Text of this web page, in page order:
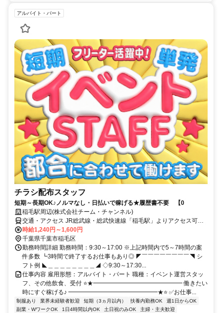
アルバイト・パート
チラシ配布スタッフ
短期～長期OK♪ノルマなし・日払いで稼げる★履歴書不要 【0
稲毛駅周辺(株式会社チーム・チャンネル)
交通・アクセス JR総武線・総武快速線「稲毛駅」よりアクセス可／
駅近5分以内 ※直行直帰OK
時給1,240円～1,600円
千葉県千葉市稲毛区
勤務時間詳細 勤務時間：9:30～17:00 ※上記時間内で5～7時間の案
件多数 ┗3時間で終了するお仕事もあり◎ ◤￣￣￣￣￣￣￣￣◥ シ
フト例 ◣＿＿＿＿＿＿＿＿◢ ◇9:30～17:30...
仕事内容 雇用形態：アルバイト・パート 職種：イベント運営スタッ
フ、その他飲食、受付 ⭐★━━━━━━━━━━━━━━━ 働きたい
時にすぐ稼げる♪ ━━━━━━━━━━━━━━━★⭐ ✅お仕事...
制服あり 業界未経験者歓迎 短期（3ヵ月以内） 扶養内勤務OK
週1日からOK
副業・WワークOK
1日4時間以内OK 土日祝のみOK
主婦・主夫歓迎